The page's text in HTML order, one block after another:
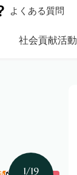
よくある質問
社会貢献活動
1/19